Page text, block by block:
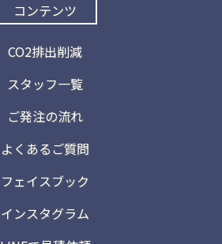
コンテンツ
CO2排出削減
スタッフ一覧
ご発注の流れ
よくあるご質問
フェイスブック
インスタグラム